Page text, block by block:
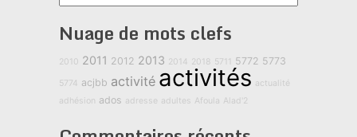
Nuage de mots clefs
2010 2011 2012 2013 2014 2018 5711 5772 5773
5774 acjbb activité activités actualité
adhésion ados adresse adultes Afoula Alad'2